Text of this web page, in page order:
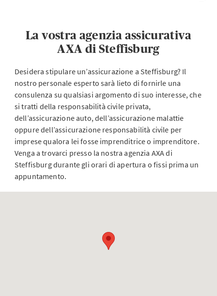
La vostra agenzia assicurativa
AXA di Steffisburg
Desidera stipulare un’assicurazione a Steffisburg? Il
nostro personale esperto sarà lieto di fornirle una
consulenza su qualsiasi argomento di suo interesse, che
si tratti della responsabilità civile privata,
dell’assicurazione auto, dell’assicurazione malattie
oppure dell’assicurazione responsabilità civile per
imprese qualora lei fosse imprenditrice o imprenditore.
Venga a trovarci presso la nostra agenzia AXA di
Steffisburg durante gli orari di apertura o fissi prima un
appuntamento.